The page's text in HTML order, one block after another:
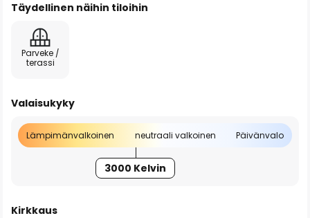
Täydellinen näihin tiloihin
Parveke /
terassi
Valaisukyky
Lämpimänvalkoinen neutraali valkoinen Päivänvalo
3000 Kelvin
Kirkkaus